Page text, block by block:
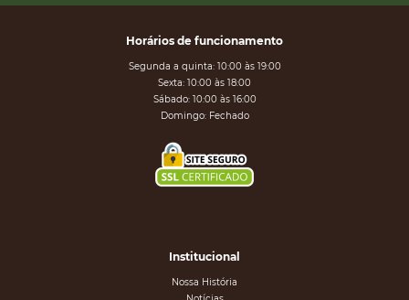
Horários de funcionamento
Segunda a quinta: 10:00 às 19:00
Sexta: 10:00 às 18:00
Sábado: 10:00 às 16:00
Domingo: Fechado
Institucional
Nossa História